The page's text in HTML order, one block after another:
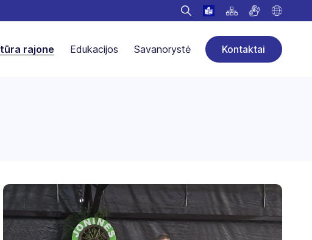
rajone Edukacijos Savanorystė Kontaktai